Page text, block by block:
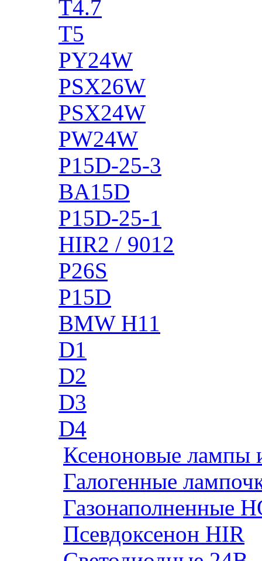
T4.7
T5
PY24W
PSX26W
PSX24W
PW24W
P15D-25-3
BA15D
P15D-25-1
HIR2 / 9012
P26S
P15D
BMW H11
D1
D2
D3
D4
Ксеноновые лампы
Галогенные
Газонаполненные
Псевдоксенон HIR